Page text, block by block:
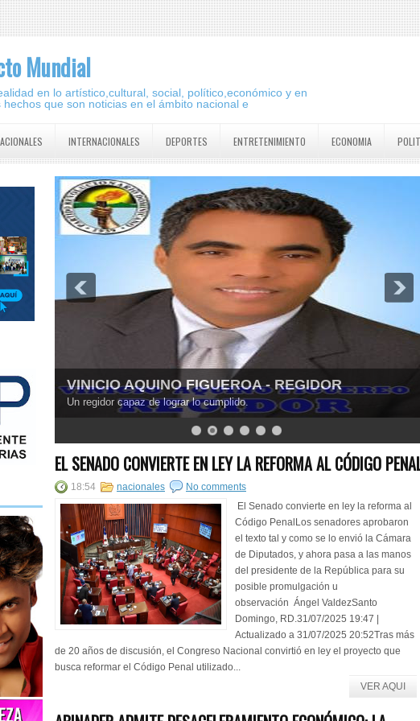
Mundial
en lo artístico,cultural, social, político,económico y en
que son noticias en el ámbito nacional e
INTERNACIONALES DEPORTES ENTRETENIMIENTO ECONOMIA
SCARLET BENZAN - REGIDORA 2016-2020
Es la regidora para este 2016-2020.
EL SENADO CONVIERTE EN LEY LA REFORMA AL CÓDIGO
18:54 nacionales
No comments
El Senado convierte en ley la reforma al
Código PenalLos senadores aprobaron
el texto tal y como se lo envió la Cámara
de Diputados, y ahora pasa a las manos
del presidente de la República para su
posible promulgación u
observación Ángel ValdezSanto
Domingo, RD.31/07/2025 19:47 |
Actualizado a 31/07/2025 20:52Tras más
de 20 años de discusión, el Congreso Nacional convirtió en ley el proyecto que
busca reformar el Código Penal utilizado...
VER AQUI